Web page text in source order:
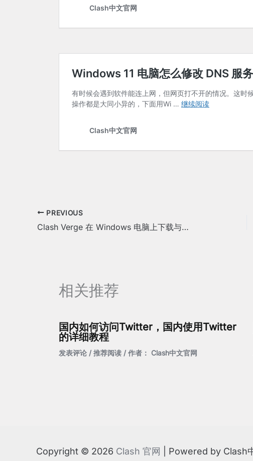
PREVIOUS
Clash Verge 在 Windows 电脑上下载与配置教程
相关推荐
国内如何访问Twitter，国内使用Twitter
的详细教程
发表评论 / 推荐阅读 / 作者： Clash中文官网
Copyright © 2026 Clash 官网 | Powered by Clash